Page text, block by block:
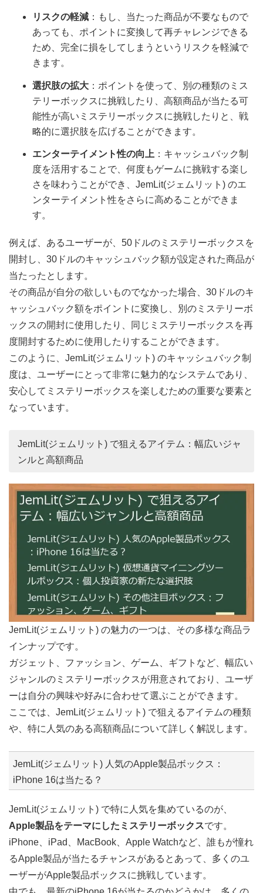
リスクの軽減 ：もし、当たった商品が不要なもので
あっても、ポイントに変換して再チャレンジできる
ため、完全に損をしてしまうというリスクを軽減で
きます。
選択肢の拡大 ：ポイントを使って、別の種類のミス
テリーボックスに挑戦したり、高額商品が当たる可
能性が高いミステリーボックスに挑戦したりと、戦
略的に選択肢を広げることができます。
エンターテイメント性の向上 ：キャッシュバック制
度を活用することで、何度もゲームに挑戦する楽し
さを味わうことができ、JemLit(ジェムリット) のエ
ンターテイメント性をさらに高めることができま
す。
例えば、あるユーザーが、50ドルのミステリーボックスを
開封し、30ドルのキャッシュバック額が設定された商品が
当たったとします。
その商品が自分の欲しいものでなかった場合、30ドルのキ
ャッシュバック額をポイントに変換し、別のミステリーボ
ックスの開封に使用したり、同じミステリーボックスを再
度開封するために使用したりすることができます。
このように、JemLit(ジェムリット) のキャッシュバック制
度は、ユーザーにとって非常に魅力的なシステムであり、
安心してミステリーボックスを楽しむための重要な要素と
なっています。
JemLit(ジェムリット) で狙えるアイテム：幅広いジャ
ンルと高額商品
JemLit(ジェムリット) の魅力の一つは、その多様な商品ラ
インナップです。
ガジェット、ファッション、ゲーム、ギフトなど、幅広い
ジャンルのミステリーボックスが用意されており、ユーザ
ーは自分の興味や好みに合わせて選ぶことができます。
ここでは、JemLit(ジェムリット) で狙えるアイテムの種類
や、特に人気のある高額商品について詳しく解説します。
JemLit(ジェムリット) 人気のApple製品ボックス：
iPhone 16は当たる？
JemLit(ジェムリット) で特に人気を集めているのが、
Apple製品をテーマにしたミステリーボックスです。
iPhone、iPad、MacBook、Apple Watchなど、誰もが憧れ
るApple製品が当たるチャンスがあるとあって、多くのユ
ーザーがApple製品ボックスに挑戦しています。